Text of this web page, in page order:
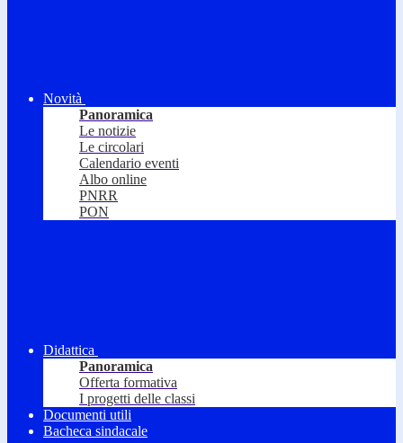
Novità
Panoramica
Le notizie
Le circolari
Calendario eventi
Albo online
PNRR
PON
Didattica
Panoramica
Offerta formativa
I progetti delle classi
Documenti utili
Bacheca sindacale